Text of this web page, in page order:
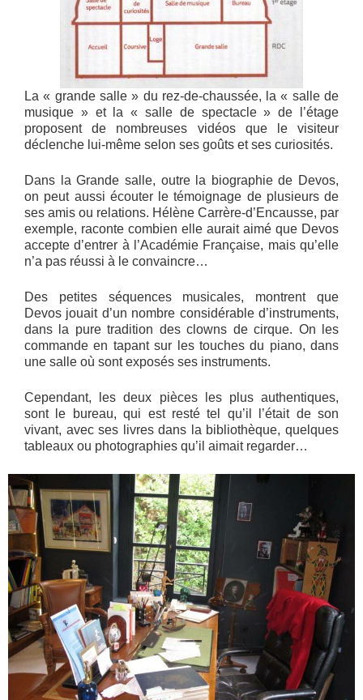
La « grande salle » du rez-de-chaussée, la « salle de
musique » et la « salle de spectacle » de l’étage
proposent de nombreuses vidéos que le visiteur
déclenche lui-même selon ses goûts et ses curiosités.
Dans la Grande salle, outre la biographie de Devos,
on peut aussi écouter le témoignage de plusieurs de
ses amis ou relations. Hélène Carrère-d’Encausse, par
exemple, raconte combien elle aurait aimé que Devos
accepte d’entrer à l’Académie Française, mais qu’elle
n’a pas réussi à le convaincre…
Des petites séquences musicales, montrent que
Devos jouait d’un nombre considérable d’instruments,
dans la pure tradition des clowns de cirque. On les
commande en tapant sur les touches du piano, dans
une salle où sont exposés ses instruments.
Cependant, les deux pièces les plus authentiques,
sont le bureau, qui est resté tel qu’il l’était de son
vivant, avec ses livres dans la bibliothèque, quelques
tableaux ou photographies qu’il aimait regarder…